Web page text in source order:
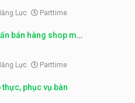
nhân viên đóng gói
online
nhân viên phục vụ
vui chơi May Town
Lực Parttime
bán hàng shop mỹ
Lực Parttime
phục vụ bàn